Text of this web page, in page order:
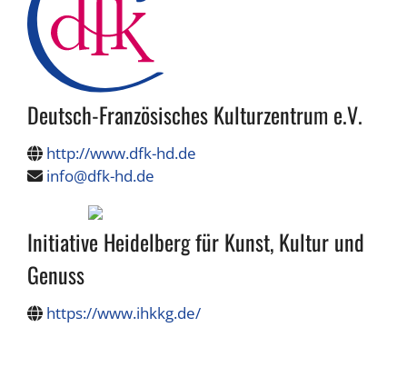
Deutsch-Französisches Kulturzentrum e.V.
http://www.dfk-hd.de
info@dfk-hd.de
Initiative Heidelberg für Kunst, Kultur und
Genuss
https://www.ihkkg.de/